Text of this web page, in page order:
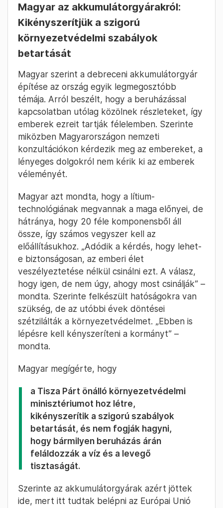
Magyar az akkumulátorgyárakról:
Kikényszerítjük a szigorú
környezetvédelmi szabályok
betartását
Magyar szerint a debreceni akkumulátorgyár
építése az ország egyik legmegosztóbb
témája. Arról beszélt, hogy a beruházással
kapcsolatban utólag közölnek részleteket, így
emberek ezreit tartják félelemben. Szerinte
miközben Magyarországon nemzeti
konzultációkon kérdezik meg az embereket, a
lényeges dolgokról nem kérik ki az emberek
véleményét.
Magyar azt mondta, hogy a lítium-
technológiának megvannak a maga előnyei, de
hátránya, hogy 20 féle komponensből áll
össze, így számos vegyszer kell az
előállításukhoz. „Adódik a kérdés, hogy lehet-
e biztonságosan, az emberi élet
veszélyeztetése nélkül csinálni ezt. A válasz,
hogy igen, de nem úgy, ahogy most csinálják” –
mondta. Szerinte felkészült hatóságokra van
szükség, de az utóbbi évek döntései
szétzilálták a környezetvédelmet. „Ebben is
lépésre kell kényszeríteni a kormányt” –
mondta.
Magyar megígérte, hogy
a Tisza Párt önálló környezetvédelmi
minisztériumot hoz létre,
kikényszerítik a szigorú szabályok
betartását, és nem fogják hagyni,
hogy bármilyen beruházás árán
feláldozzák a víz és a levegő
tisztaságát.
Szerinte az akkumulátorgyárak azért jöttek
ide, mert itt tudtak belépni az Európai Unió